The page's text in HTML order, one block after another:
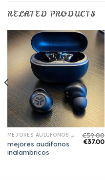
RELATED PRODUCTS
MEJORES AUDIFONOS INALAMBRICOS
mejores audifonos
inalambricos
€59.00
€37.00